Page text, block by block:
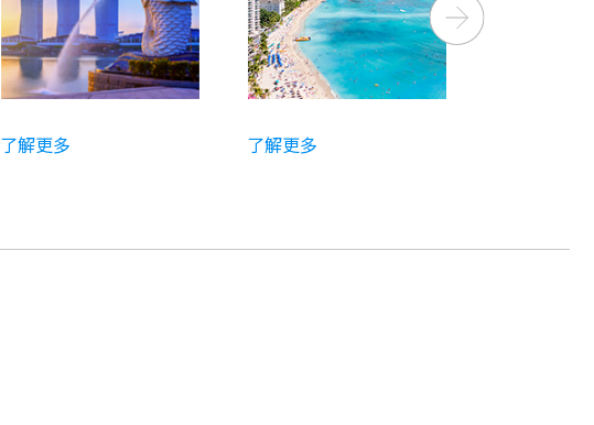
了解更多 了解更多
Next